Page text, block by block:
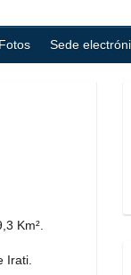
Sede
Km².
Irati.